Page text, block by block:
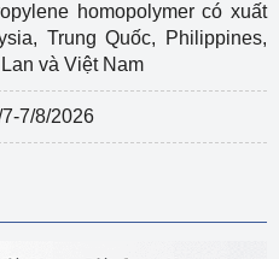
homopolymer có xuất
Trung Quốc, Philippines,
và Việt Nam
7/8/2026